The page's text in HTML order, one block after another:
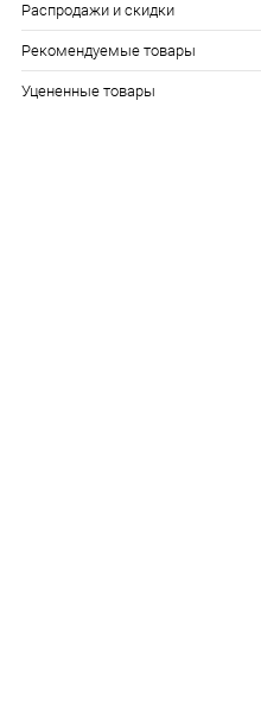
Распродажи и скидки
Рекомендуемые товары
Уцененные товары